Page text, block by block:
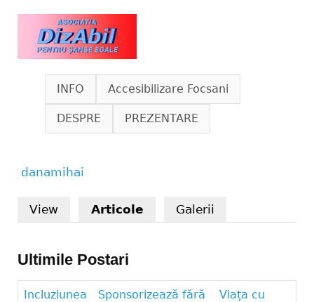
Skip to main content
www.dizabil.eu
INFO Accesibilizare Focsani
DESPRE PREZENTARE
danamihai
View Articole (active tab)
Galerii
Ultimile Postari
Incluziunea
Sponsorizează fără
Viața cu